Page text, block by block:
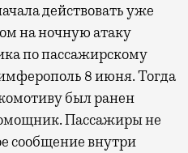
действовать уже
на ночную атаку
по пассажирскому
8 июня. Тогда
был ранен
Пассажиры не
сообщение внутри